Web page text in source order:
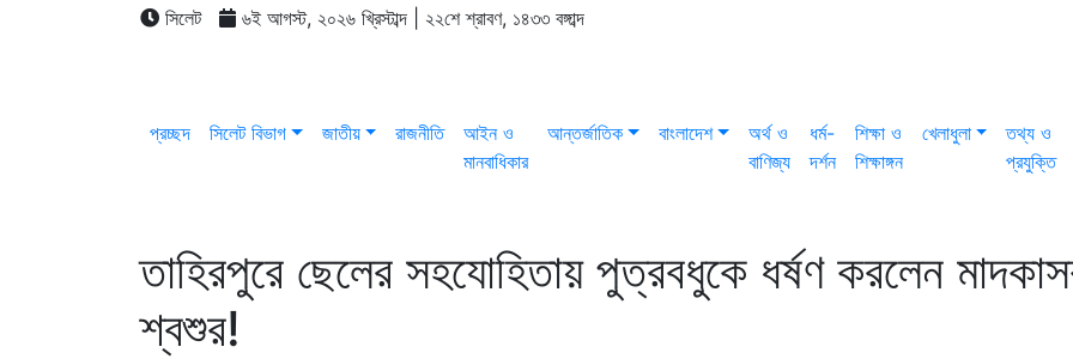
সিলেট ৬ই আগস্ট, ২০২৬ খ্রিস্টাব্দ | ২২শে শ্রাবণ, ১৪৩৩ বঙ্গাব্দ
প্রচ্ছদ সিলেট বিভাগ জাতীয় রাজনীতি
আইন ও
মানবাধিকার
আন্তর্জাতিক বাংলাদেশ
অর্থ ও
বাণিজ্য
ধর্ম-
দর্শন
শিক্ষা ও
শিক্ষাঙ্গন
খেলাধুলা
তথ্য ও
প্রযুক্তি
তাহিরপুরে ছেলের সহযোহিতায় পুত্রবধুকে ধর্ষণ করলেন
শ্বশুর!